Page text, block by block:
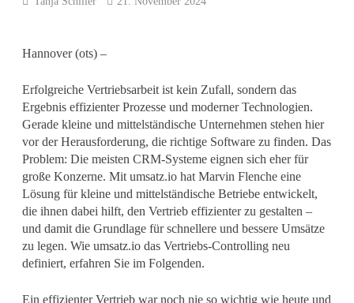
Hannover (ots) –
Erfolgreiche Vertriebsarbeit ist kein Zufall, sondern das
Ergebnis effizienter Prozesse und moderner Technologien.
Gerade kleine und mittelständische Unternehmen stehen hier
vor der Herausforderung, die richtige Software zu finden. Das
Problem: Die meisten CRM-Systeme eignen sich eher für
große Konzerne. Mit umsatz.io hat Marvin Flenche eine
Lösung für kleine und mittelständische Betriebe entwickelt,
die ihnen dabei hilft, den Vertrieb effizienter zu gestalten –
und damit die Grundlage für schnellere und bessere Umsätze
zu legen. Wie umsatz.io das Vertriebs-Controlling neu
definiert, erfahren Sie im Folgenden.
Ein effizienter Vertrieb war noch nie so wichtig wie heute und